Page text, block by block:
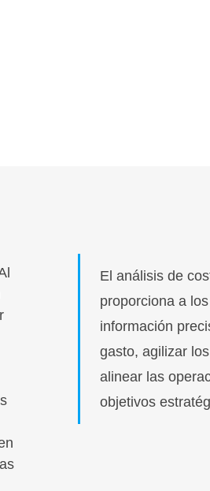
El análisis de
proporciona a
información
gasto, agilizar
alinear las
objetivos